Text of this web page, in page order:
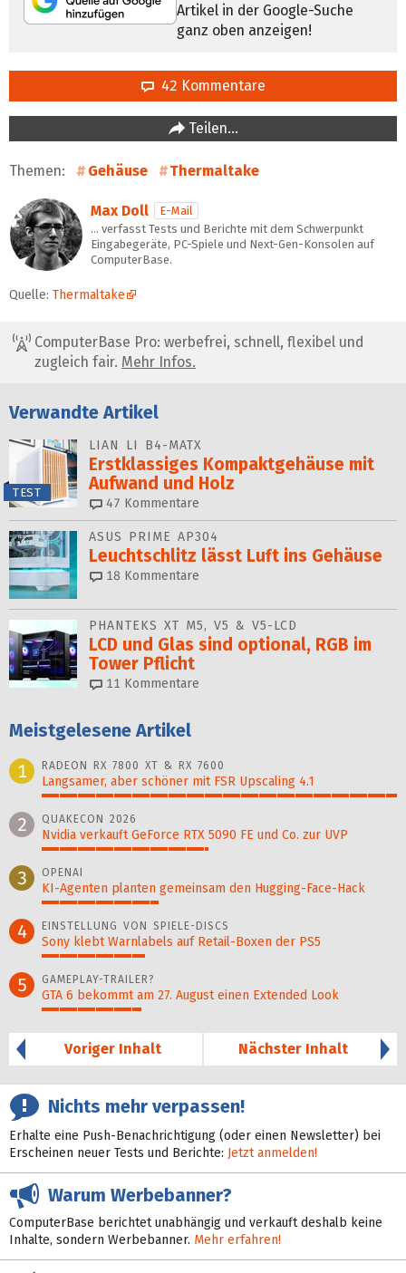
Artikel in der Google-Suche
ganz oben anzeigen!
42 Kommentare
Teilen…
Themen: Gehäuse Thermaltake
Max Doll
E-Mail
… verfasst Tests und Berichte mit dem Schwerpunkt
Eingabegeräte, PC-Spiele und Next-Gen-Konsolen auf
ComputerBase.
Quelle: Thermaltake
ComputerBase Pro: werbefrei, schnell, flexibel und
zugleich fair. Mehr Infos.
Verwandte Artikel
TEST
LIAN LI B4-MATX
Erstklassiges Kompaktgehäuse mit
Aufwand und Holz
47 Kommentare
ASUS PRIME AP304
Leuchtschlitz lässt Luft ins Gehäuse
18 Kommentare
PHANTEKS XT M5, V5 & V5-LCD
LCD und Glas sind optional, RGB im
Tower Pflicht
11 Kommentare
Meistgelesene Artikel
1
RADEON RX 7800 XT & RX 7600
Langsamer, aber schöner mit FSR Upscaling 4.1
2 QUAKECON 2026
Nvidia verkauft GeForce RTX 5090 FE und Co. zur UVP
3 OPENAI
KI-Agenten planten gemein­sam den Hugging-Face-Hack
4 EINSTELLUNG VON SPIELE-DISCS
Sony klebt Warnlabels auf Retail-Boxen der PS5
5 GAMEPLAY-TRAILER?
GTA 6 bekommt am 27. August einen Extended Look
Voriger Inhalt
Nächster Inhalt
Nichts mehr verpassen!
Erhalte eine Push-Benachrichtigung (oder einen Newsletter) bei
Erscheinen neuer Tests und Berichte: Jetzt anmelden!
Warum Werbebanner?
ComputerBase berichtet unabhängig und verkauft deshalb keine
Inhalte, sondern Werbebanner. Mehr erfahren!